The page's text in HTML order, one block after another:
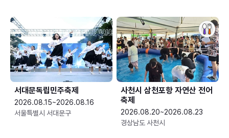
서대문독립민주축제
2026.08.15~2026.08.16
서울특별시 서대문구
사천시 삼천포항 자연산 전어
축제
2026.08.20~2026.08.23
경상남도 사천시